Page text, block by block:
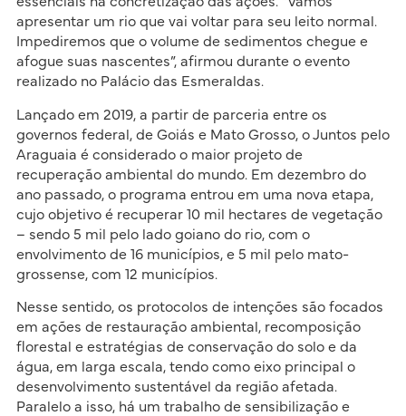
apresentar um rio que vai voltar para seu leito normal.
Impediremos que o volume de sedimentos chegue e
afogue suas nascentes”, afirmou durante o evento
realizado no Palácio das Esmeraldas.
Lançado em 2019, a partir de parceria entre os
governos federal, de Goiás e Mato Grosso, o Juntos pelo
Araguaia é considerado o maior projeto de
recuperação ambiental do mundo. Em dezembro do
ano passado, o programa entrou em uma nova etapa,
cujo objetivo é recuperar 10 mil hectares de vegetação
– sendo 5 mil pelo lado goiano do rio, com o
envolvimento de 16 municípios, e 5 mil pelo mato-
grossense, com 12 municípios.
Nesse sentido, os protocolos de intenções são focados
em ações de restauração ambiental, recomposição
florestal e estratégias de conservação do solo e da
água, em larga escala, tendo como eixo principal o
desenvolvimento sustentável da região afetada.
Paralelo a isso, há um trabalho de sensibilização e